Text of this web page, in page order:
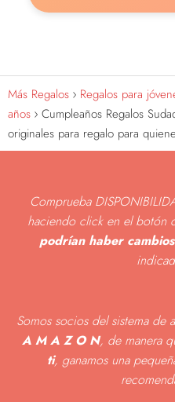
Más Regalos
Regalos para
años
Cumpleaños Regalos
originales para regalo para
Comprueba
haciendo click en el botón
podrían haber cambios
Somos socios del sistema de
A M A Z O N, de manera
ti, ganamos una